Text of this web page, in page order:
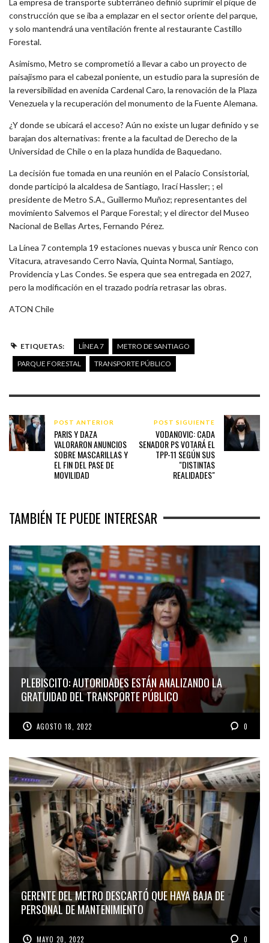
construcción que se iba a emplazar en el sector oriente del parque,
y solo mantendrá una ventilación frente al restaurante Castillo
Forestal.
Asimismo, Metro se comprometió a llevar a cabo un proyecto de
paisajismo para el cabezal poniente, un estudio para la supresión de
la reversibilidad en avenida Cardenal Caro, la renovación de la Plaza
Venezuela y la recuperación del monumento de la Fuente Alemana.
¿Y donde se ubicará el acceso? Aún no existe un lugar definido y se
barajan dos alternativas: frente a la facultad de Derecho de la
Universidad de Chile o en la plaza hundida de Baquedano.
La decisión fue tomada en una reunión en el Palacio Consistorial,
donde participó la alcaldesa de Santiago, Irací Hassler; ; el
presidente de Metro S.A., Guillermo Muñoz; representantes del
movimiento Salvemos el Parque Forestal; y el director del Museo
Nacional de Bellas Artes, Fernando Pérez.
La Línea 7 contempla 19 estaciones nuevas y busca unir Renco con
Vitacura, atravesando Cerro Navia, Quinta Normal, Santiago,
Providencia y Las Condes. Se espera que sea entregada en 2027,
pero la modificación en el trazado podría retrasar las obras.
ATON Chile
ETIQUETAS: LÍNEA 7
METRO DE SANTIAGO
PARQUE FORESTAL
TRANSPORTE PÚBLICO
POST ANTERIOR
PARIS Y DAZA
VALORARON ANUNCIOS
SOBRE MASCARILLAS Y
EL FIN DEL PASE DE
MOVILIDAD
POST SIGUIENTE
VODANOVIC: CADA
SENADOR PS VOTARÁ EL
TPP-11 SEGÚN SUS
"DISTINTAS
REALIDADES"
TAMBIÉN TE PUEDE INTERESAR
PLEBISCITO: AUTORIDADES ESTÁN ANALIZANDO LA
GRATUIDAD DEL TRANSPORTE PÚBLICO
AGOSTO 18, 2022 0
GERENTE DEL METRO DESCARTÓ QUE HAYA BAJA DE
PERSONAL DE MANTENIMIENTO
MAYO 20, 2022 0